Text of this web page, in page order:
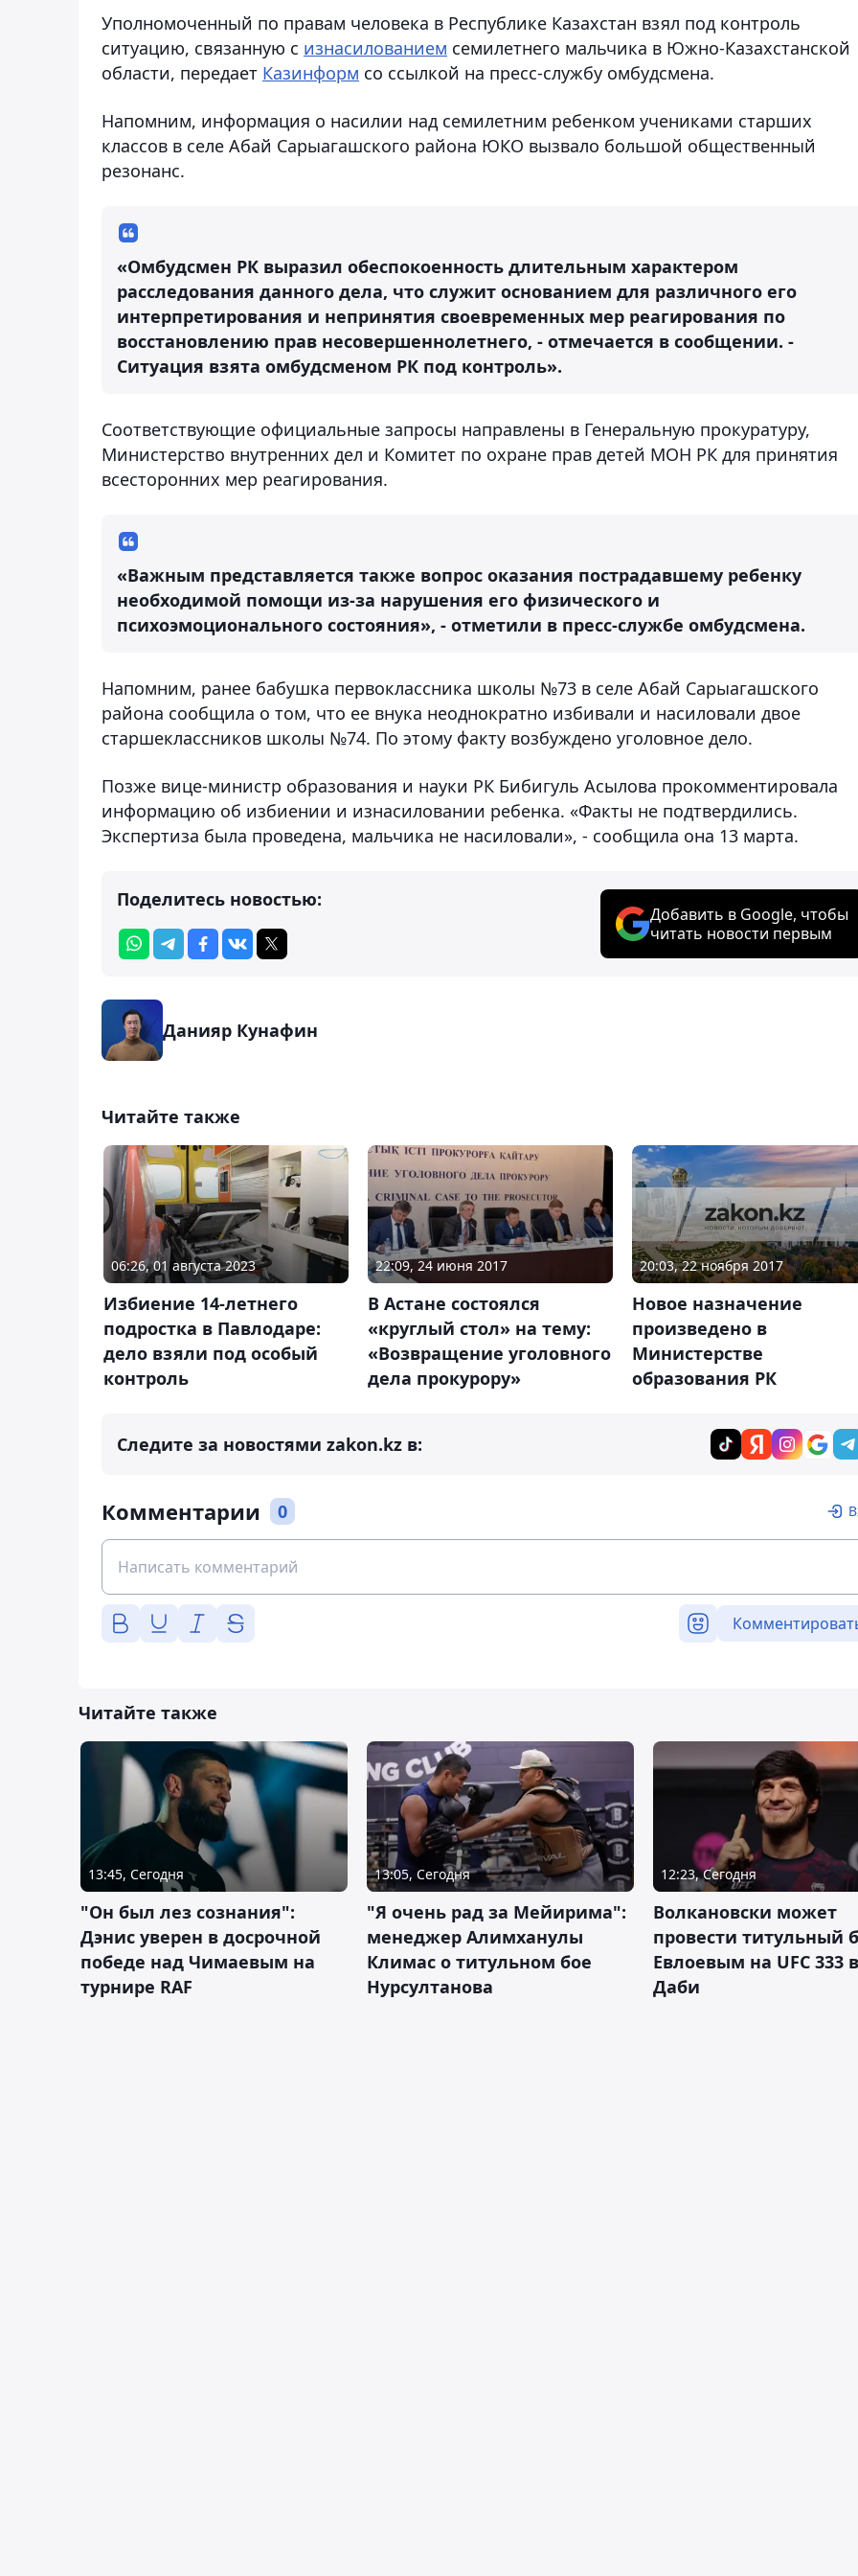
Уполномоченный по правам человека в Республике Казахстан взял под контроль
ситуацию, связанную с изнасилованием семилетнего мальчика в Южно-Казахстанской
области, передает Казинформ со ссылкой на пресс-службу омбудсмена.
Напомним, информация о насилии над семилетним ребенком учениками старших
классов в селе Абай Сарыагашского района ЮКО вызвало большой общественный
резонанс.
«Омбудсмен РК выразил обеспокоенность длительным характером
расследования данного дела, что служит основанием для различного его
интерпретирования и непринятия своевременных мер реагирования по
восстановлению прав несовершеннолетнего, - отмечается в сообщении. -
Ситуация взята омбудсменом РК под контроль».
Соответствующие официальные запросы направлены в Генеральную прокуратуру,
Министерство внутренних дел и Комитет по охране прав детей МОН РК для принятия
всесторонних мер реагирования.
«Важным представляется также вопрос оказания пострадавшему ребенку
необходимой помощи из-за нарушения его физического и
психоэмоционального состояния», - отметили в пресс-службе омбудсмена.
Напомним, ранее бабушка первоклассника школы №73 в селе Абай Сарыагашского
района сообщила о том, что ее внука неоднократно избивали и насиловали двое
старшеклассников школы №74. По этому факту возбуждено уголовное дело.
Позже вице-министр образования и науки РК Бибигуль Асылова прокомментировала
информацию об избиении и изнасиловании ребенка. «Факты не подтвердились.
Экспертиза была проведена, мальчика не насиловали», - сообщила она 13 марта.
Поделитесь новостью:
Добавить в Google, чтобы
читать новости первым
Данияр Кунафин
Читайте также
06:26, 01 августа 2023
Избиение 14-летнего
подростка в Павлодаре:
дело взяли под особый
контроль
22:09, 24 июня 2017
В Астане состоялся
«круглый стол» на тему:
«Возвращение уголовного
дела прокурору»
20:03, 22 ноября 2017
Новое назначение
произведено в
Министерстве
образования РК
Следите за новостями zakon.kz в:
Комментарии 0
Читайте также
13:45, Сегодня
"Он был лез сознания":
Дэнис уверен в досрочной
победе над Чимаевым на
турнире RAF
13:05, Сегодня
"Я очень рад за Мейирима":
менеджер Алимханулы
Климас о титульном бое
Нурсултанова
12:23, Сегодня
Волкановски может
провести титульный
Евлоевым на UFC 333
Даби